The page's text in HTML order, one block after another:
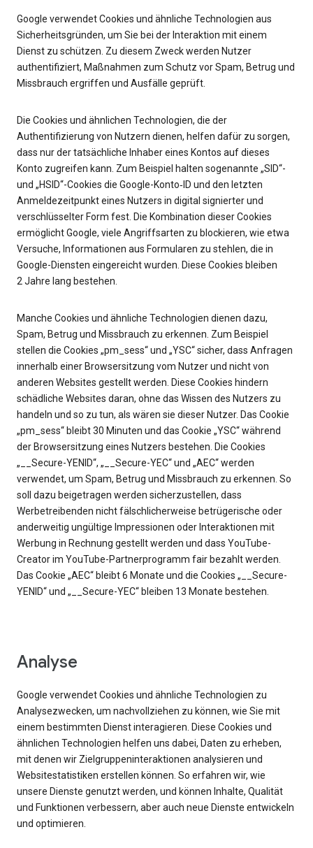
Google verwendet Cookies und ähnliche Technologien aus
Sicherheitsgründen, um Sie bei der Interaktion mit einem
Dienst zu schützen. Zu diesem Zweck werden Nutzer
authentifiziert, Maßnahmen zum Schutz vor Spam, Betrug und
Missbrauch ergriffen und Ausfälle geprüft.
Die Cookies und ähnlichen Technologien, die der
Authentifizierung von Nutzern dienen, helfen dafür zu sorgen,
dass nur der tatsächliche Inhaber eines Kontos auf dieses
Konto zugreifen kann. Zum Beispiel halten sogenannte „SID“-
und „HSID“-Cookies die Google-Konto‑ID und den letzten
Anmeldezeitpunkt eines Nutzers in digital signierter und
verschlüsselter Form fest. Die Kombination dieser Cookies
ermöglicht Google, viele Angriffsarten zu blockieren, wie etwa
Versuche, Informationen aus Formularen zu stehlen, die in
Google-Diensten eingereicht wurden. Diese Cookies bleiben
2 Jahre lang bestehen.
Manche Cookies und ähnliche Technologien dienen dazu,
Spam, Betrug und Missbrauch zu erkennen. Zum Beispiel
stellen die Cookies „pm_sess“ und „YSC“ sicher, dass Anfragen
innerhalb einer Browsersitzung vom Nutzer und nicht von
anderen Websites gestellt werden. Diese Cookies hindern
schädliche Websites daran, ohne das Wissen des Nutzers zu
handeln und so zu tun, als wären sie dieser Nutzer. Das Cookie
„pm_sess“ bleibt 30 Minuten und das Cookie „YSC“ während
der Browsersitzung eines Nutzers bestehen. Die Cookies
„__Secure-YENID“, „__Secure-YEC“ und „AEC“ werden
verwendet, um Spam, Betrug und Missbrauch zu erkennen. So
soll dazu beigetragen werden sicherzustellen, dass
Werbetreibenden nicht fälschlicherweise betrügerische oder
anderweitig ungültige Impressionen oder Interaktionen mit
Werbung in Rechnung gestellt werden und dass YouTube-
Creator im YouTube-Partnerprogramm fair bezahlt werden.
Das Cookie „AEC“ bleibt 6 Monate und die Cookies „__Secure-
YENID“ und „__Secure-YEC“ bleiben 13 Monate bestehen.
Analyse
Google verwendet Cookies und ähnliche Technologien zu
Analysezwecken, um nachvollziehen zu können, wie Sie mit
einem bestimmten Dienst interagieren. Diese Cookies und
ähnlichen Technologien helfen uns dabei, Daten zu erheben,
mit denen wir Zielgruppeninteraktionen analysieren und
Websitestatistiken erstellen können. So erfahren wir, wie
unsere Dienste genutzt werden, und können Inhalte, Qualität
und Funktionen verbessern, aber auch neue Dienste entwickeln
und optimieren.